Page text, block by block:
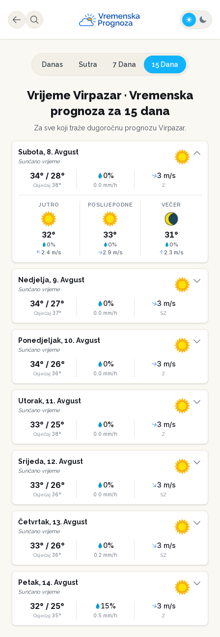
Danas Sutra 7 Dana 15 Dana
Vrijeme Virpazar· Vremenska
prognoza za 15 dana
Za sve koji traže dugoročnu prognozu Virpazar.
Subota, 8. Avgust
Sunčano vrijeme
34° / 28°
Osjećaj 38°
0%
0.0 mm/h
3 m/s
Z
JUTRO
32°
0%
2.4 m/s
POSLIJEPODNE
33°
0%
2.9 m/s
VEČER
31°
0%
2.3 m/s
Nedjelja, 9. Avgust
Sunčano vrijeme
34° / 27°
Osjećaj 37°
0%
0.0 mm/h
3 m/s
SZ
Ponedjeljak, 10. Avgust
Sunčano vrijeme
34° / 26°
Osjećaj 36°
0%
0.0 mm/h
3 m/s
Z
Utorak, 11. Avgust
Sunčano vrijeme
33° / 25°
Osjećaj 38°
0%
0.0 mm/h
3 m/s
Z
Srijeda, 12. Avgust
Sunčano vrijeme
33° / 26°
Osjećaj 36°
0%
0.0 mm/h
3 m/s
SZ
Četvrtak, 13. Avgust
Sunčano vrijeme
33° / 26°
Osjećaj 36°
0%
0.2 mm/h
3 m/s
SZ
Petak, 14. Avgust
Sunčano vrijeme
32° / 25°
Osjećaj 35°
15%
0.5 mm/h
3 m/s
Z